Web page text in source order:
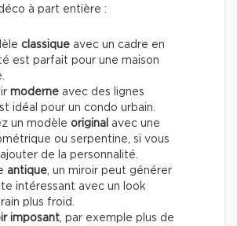
à part entière :
classique avec un cadre en
est parfait pour une maison
moderne avec des lignes
idéal pour un condo urbain.
un modèle original avec une
ou serpentine, si vous
de la personnalité.
antique, un miroir peut générer
intéressant avec un look
plus froid.
imposant, par exemple plus de